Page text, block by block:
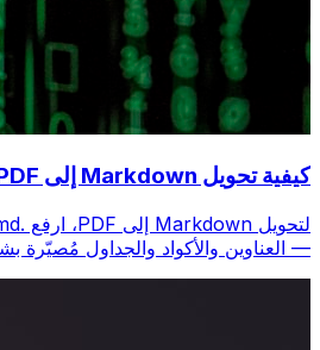
كيفية تحويل Markdown إلى PDF
— العناوين والأكواد والجداول مُصيّرة